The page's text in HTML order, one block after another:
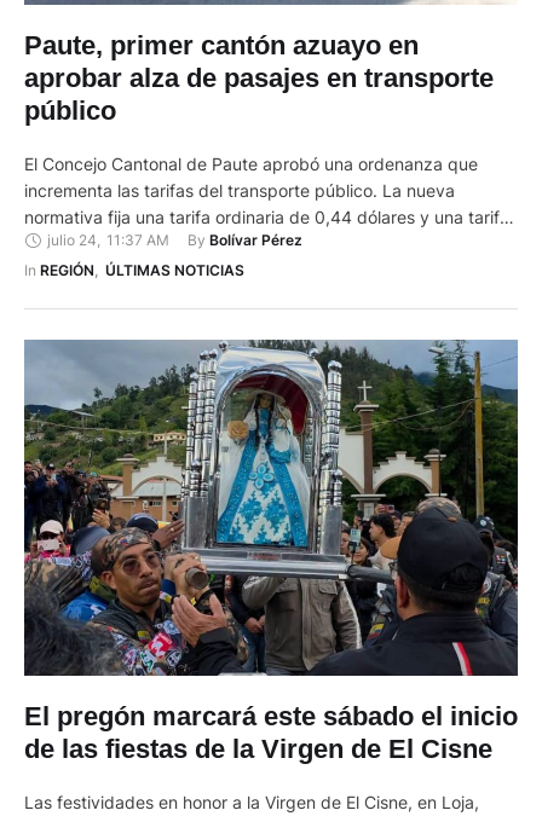
Paute, primer cantón azuayo en
aprobar alza de pasajes en transporte
público
El Concejo Cantonal de Paute aprobó una ordenanza que
incrementa las tarifas del transporte público. La nueva
normativa fija una tarifa ordinaria de 0,44 dólares y una tarifa
preferencial de 0,22 dólares para estudiantes, niños, adultos
mayores y personas con discapacidad. En tanto que, para la
julio 24 11:37 AM By Bolívar Pérez
In REGIÓN, ÚLTIMAS NOTICIAS
El pregón marcará este sábado el inicio
de las fiestas de la Virgen de El Cisne
Las festividades en honor a la Virgen de El Cisne, en Loja,